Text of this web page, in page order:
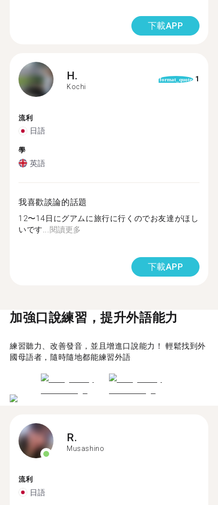
下載APP
H.
Kochi
format_quote 1
流利
日語
學
英語
我喜歡談論的話題
12〜14日にグアムに旅行に行くのでお友達がほし
いです... 閱讀更多
下載APP
加強口說練習，提升外語能力
練習聽力、改善發音，並且增進口說能力！ 輕鬆找到外
國母語者，隨時隨地都能練習外語
R.
Musashino
流利
日語